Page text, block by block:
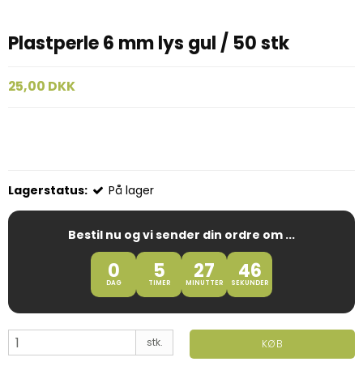
Plastperle 6 mm lys gul / 50 stk
25,00 DKK
Lagerstatus: På lager
Bestil nu og vi sender din ordre om ...
0
DAG 5
TIMER 27
MINUTTER 45
SEKUNDER
stk. KØB